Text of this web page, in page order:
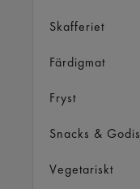
Skafferiet
Färdigmat
Fryst
Snacks & Godis
Vegetariskt